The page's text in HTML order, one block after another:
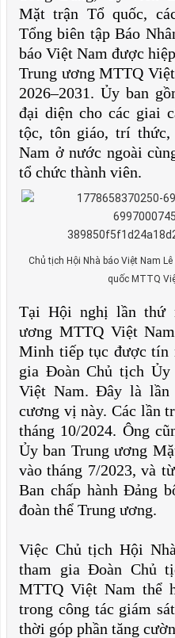
Mặt trận Tổ quốc,
Tổng biên tập Báo
báo Việt Nam được
Trung ương MTTQ
2026–2031. Ủy ban
đại diện cho các giai
tộc, tôn giáo, trí thức,
Nam ở nước ngoài
tổ chức thành viên.
Chủ tịch Hội Nhà báo Việt Nam
quốc MTTQ
Tại Hội nghị lần thứ
ương MTTQ Việt
Minh tiếp tục được tín
gia Đoàn Chủ tịch Ủy
Việt Nam. Đây là lần
cương vị này. Các lần
tháng 10/2024. Ông
Ủy ban Trung ương
vào tháng 7/2023, và
Ban chấp hành Đảng
đoàn thể Trung ương.
Việc Chủ tịch Hội
tham gia Đoàn Chủ
MTTQ Việt Nam thể
trong công tác giám
thời góp phần tăng